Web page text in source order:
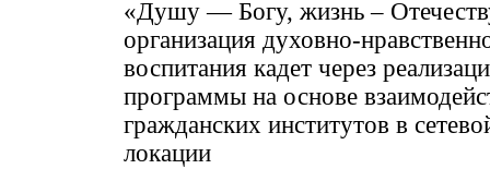
«Душу — Богу, жизнь –
организация духовно-
воспитания кадет через
программы на основе
гражданских институтов в
локации